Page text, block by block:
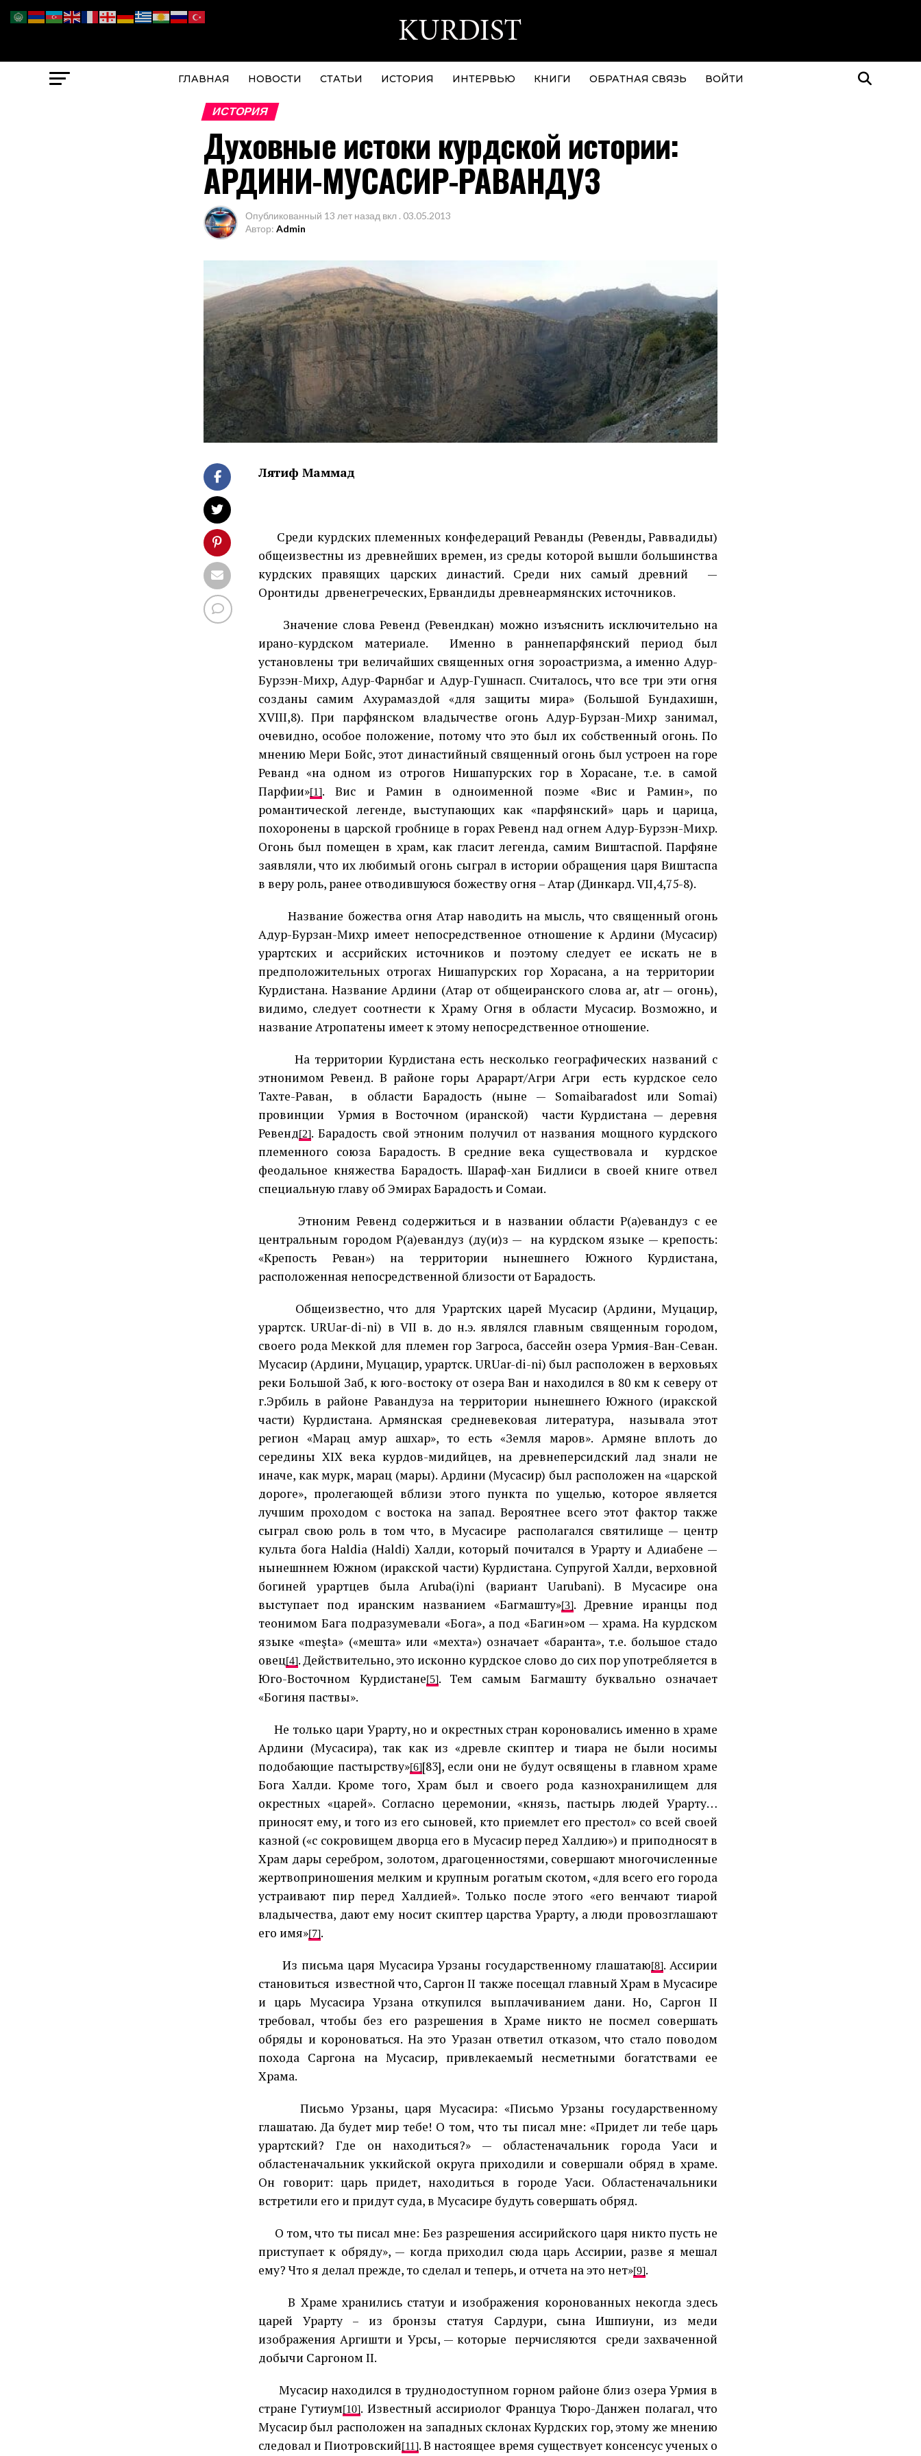
ГЛАВНАЯ НОВОСТИ СТАТЬИ ИСТОРИЯ ИНТЕРВЬЮ КНИГИ ОБРАТНАЯ СВЯЗЬ ВОЙТИ
ИСТОРИЯ
Духовные истоки курдской истории:
АРДИНИ-МУСАСИР-РАВАНДУЗ
Опубликованный 13 лет назад вкл . 03.05.2013
Автор: Admin
Лятиф Маммад
Среди курдских племенных конфедераций Реванды (Ревенды, Раввадиды)
общеизвестны из древнейших времен, из среды которой вышли большинства
курдских правящих царских династий. Среди них самый древний
—
Оронтиды дрвенегреческих, Ервандиды древнеармянских источников.
Значение слова Ревенд (Ревендкан) можно изъяснить исключительно на
ирано-курдском материале.
Именно в раннепарфянский период был
установлены три величайших священных огня зороастризма, а именно Адур-
Бурзэн-Михр, Адур-Фарнбаг и Адур-Гушнасп. Считалось, что все три эти огня
созданы самим Ахурамаздой «для защиты мира» (Большой Бундахишн,
XVIII,8). При парфянском владычестве огонь Адур-Бурзан-Михр занимал,
очевидно, особое положение, потому что это был их собственный огонь. По
мнению Мери Бойс, этот династийный священный огонь был устроен на горе
Реванд «на одном из отрогов Нишапурских гор в Хорасане, т.е. в самой
Парфии»[1]. Вис и Рамин в одноименной поэме «Вис и Рамин», по
романтической легенде, выступающих как «парфянский» царь и царица,
похоронены в царской гробнице в горах Ревенд над огнем Адур-Бурзэн-Михр.
Огонь был помещен в храм, как гласит легенда, самим Виштаспой. Парфяне
заявляли, что их любимый огонь сыграл в истории обращения царя Виштаспа
в веру роль, ранее отводившуюся божеству огня – Атар (Динкард. VII,4,75-8).
Название божества огня Атар наводить на мысль, что священный огонь
Адур-Бурзан-Михр имеет непосредственное отношение к Ардини (Мусасир)
урартских и ассрийских источников и поэтому следует ее искать не в
предположительных отрогах Нишапурских гор Хорасана, а на территории
Курдистана. Название Ардини (Атар от общеиранского слова ar, atr — огонь),
видимо, следует соотнести к Храму Огня в области Мусасир. Возможно, и
название Атропатены имеет к этому непосредственное отношение.
На территории Курдистана есть несколько географических названий с
этнонимом Ревенд. В районе горы Арарарт/Агри Агри
есть курдское село
Тахте-Раван,
в области Барадость (ныне — Somaibaradost или Somai)
провинции
Урмия в Восточном (иранской)
части Курдистана — деревня
Ревенд[2]. Барадость свой этноним получил от названия мощного курдского
племенного союза Барадость. В средние века существовала и
курдское
феодальное княжества Барадость. Шараф-хан Бидлиси в своей книге отвел
специальную главу об Эмирах Барадость и Сомаи.
Этноним Ревенд содержиться и в названии области Р(а)евандуз с ее
центральным городом Р(а)евандуз (ду(и)з —
на курдском языке — крепость:
«Крепость Реван») на территории нынешнего Южного Курдистана,
расположенная непосредственной близости от Барадость.
Общеизвестно, что для Урартских царей Мусасир (Ардини, Муцацир,
урартск. URUar-di-ni) в VII в. до н.э. являлся главным священным городом,
своего рода Меккой для племен гор Загроса, бассейн озера Урмия-Ван-Севан.
Мусасир (Ардини, Муцацир, урартск. URUar-di-ni) был расположен в верховьях
реки Большой Заб, к юго-востоку от озера Ван и находился в 80 км к северу от
г.Эрбиль в районе Равандуза на территории нынешнего Южного (иракской
части) Курдистана. Армянская средневековая литература,
называла этот
регион «Марац амур ашхар», то есть «Земля маров». Армяне вплоть до
серединыXIX века курдов-мидийцев, на древнеперсидский лад знали не
иначе, как мурк, марац (мары). Ардини (Мусасир) был расположен на «царской
дороге», пролегающей вблизи этого пункта по ущелью, которое является
лучшим проходом с востока на запад. Вероятнее всего этот фактор также
сыграл свою роль в том что, в Мусасире
располагался святилище — центр
культа бога Haldia (Haldi) Халди, который почитался в Урарту и Адиабене —
нынешннем Южном (иракской части) Курдистана. Супругой Халди, верховной
богиней урартцев была Arubа(i)ni (вариант Uarubani). В Мусасире она
выступает под иранским названием «Багмашту»[3]. Древние иранцы под
теонимом Бага подразумевали «Бога», а под «Багин»ом — храма. На курдском
языке «meşta» («мешта» или «мехта») означает «баранта», т.е. большое стадо
овец[4]. Действительно, это исконно курдское слово до сих пор употребляется в
Юго-Восточном Курдистане[5]. Тем самым Багмашту буквально означает
«Богиня паствы».
Не только цари Урарту, но и окрестных стран короновались именно в храме
Ардини (Мусасира), так как из «древле скиптер и тиара не были носимы
подобающие пастырству»[6][83], если они не будут освящены в главном храме
Бога Халди. Кроме того, Храм был и своего рода казнохранилищем для
окрестных «царей». Согласно церемонии, «князь, пастырь людей Урарту…
приносят ему, и того из его сыновей, кто приемлет его престол» со всей своей
казной («с сокровищем дворца его в Мусасир перед Халдию») и приподносят в
Храм дары серебром, золотом, драгоценностями, совершают многочисленные
жертвоприношения мелким и крупным рогатым скотом, «для всего его города
устраивают пир перед Халдией». Только после этого «его венчают тиарой
владычества, дают ему носит скиптер царства Урарту, а люди провозглашают
его имя»[7].
Из письма царя Мусасира Урзаны государственному глашатаю[8]. Ассирии
становиться известной что, Саргон II также посещал главный Храм в Мусасире
и царь Мусасира Урзана откупился выплачиванием дани. Но, Саргон II
требовал, чтобы без его разрешения в Храме никто не посмел совершать
обряды и короноваться. На это Уразан ответил отказом, что стало поводом
похода Саргона на Мусасир, привлекаемый несметными богатствами ее
Храма.
Письмо Урзаны, царя Мусасира: «Письмо Урзаны государственному
глашатаю. Да будет мир тебе! О том, что ты писал мне: «Придет ли тебе царь
урартский? Где он находиться?» — областеначальник города Уаси и
областеначальник уккийской округа приходили и совершали обряд в храме.
Он говорит: царь придет, находиться в городе Уаси. Областеначальники
встретили его и придут суда, в Мусасире будуть совершать обряд.
О том, что ты писал мне: Без разрешения ассирийского царя никто пусть не
приступает к обряду», — когда приходил сюда царь Ассирии, разве я мешал
ему? Что я делал прежде, то сделал и теперь, и отчета на это нет»[9].
В Храме хранились статуи и изображения коронованных некогда здесь
царей Урарту – из бронзы статуя Сардури, сына Ишпиуни, из меди
изображения Аргишти и Урсы, — которые
перчисляются
среди захваченной
добычи Саргоном II.
Мусасир находился в труднодоступном горном районе близ озера Урмия в
стране Гутиум[10]. Известный ассириолог Француа Тюро-Данжен полагал, что
Мусасир был расположен на западных склонах Курдских гор, этому же мнению
следовал и Пиотровский[11]. В настоящее время существует консенсус ученых о